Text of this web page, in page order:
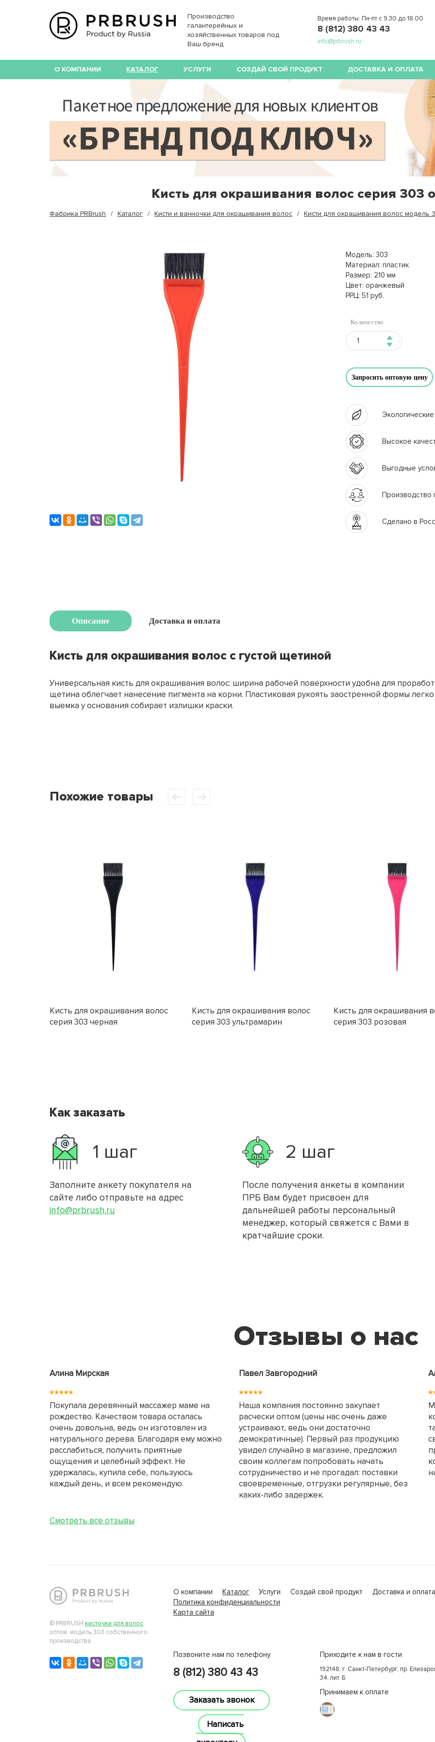
Производство
галантерейных и
хозяйственных товаров под
Ваш бренд
Время работы: Пн-пт с 9.30 до 18.00
8 (812) 380 43 43
info@prbrush.ru
О КОМПАНИИ КАТАЛОГ УСЛУГИ СОЗДАЙ СВОЙ ПРОДУКТ ДОСТАВКА И ОПЛАТА
Кисть для окрашивания волос серия 303
Фабрика PRBrush Каталог Кисти и ванночки для окрашивания волос Кисти для окрашивания волос модель
Модель: 303
Материал: пластик
Размер: 210 мм
Цвет: оранжевый
РРЦ: 51 руб.
Количество
Запросить оптовую цену
Высокое
Выгодные
Производство
Сделано в
Описание Доставка и оплата
Кисть для окрашивания волос с густой щетиной
Универсальная кисть для окрашивания волос: ширина рабочей поверхности удобна для
щетина облегчает нанесение пигмента на корни. Пластиковая рукоять заостренной формы
выемка у основания собирает излишки краски.
Похожие товары
Кисть для окрашивания волос
серия 303 черная
Кисть для окрашивания волос
серия 303 ультрамарин
Кисть для окрашивания
серия 303 розовая
Как заказать
1 шаг
Заполните анкету покупателя на
сайте либо отправьте на адрес
info@prbrush.ru
2 шаг
После получения анкеты в компании
ПРБ Вам будет присвоен для
дальнейшей работы персональный
менеджер, который свяжется с Вами в
кратчайшие сроки.
Отзывы о нас
Алина Мирская
Покупала деревянный массажер маме на
рождество. Качеством товара осталась
очень довольна, ведь он изготовлен из
натурального дерева. Благодаря ему можно
расслабиться, получить приятные
ощущения и целебный эффект. Не
удержалась, купила себе, пользуюсь
каждый день, и всем рекомендую.
Павел Завгородний
Наша компания постоянно закупает
расчески оптом (цены нас очень даже
устраивают, ведь они достаточно
демократичные). Первый раз продукцию
увидел случайно в магазине, предложил
своим коллегам попробовать начать
сотрудничество и не прогадал: поставки
своевременные, отгрузки регулярные, без
каких-либо задержек.
Смотреть все отзывы
© PRBRUSH кисточки для волос
оптом, модель 303 собственного
производства
О компании Каталог Услуги Создай свой продукт
Доставка и оплата
Политика конфиденциальности
Карта сайта
Позвоните нам по телефону
8 (812) 380 43 43
Заказать звонок
Написать
Приходите к нам в гости
192148, г. Санкт-Петербург, пр.
34, лит. Б
Принимаем к оплате